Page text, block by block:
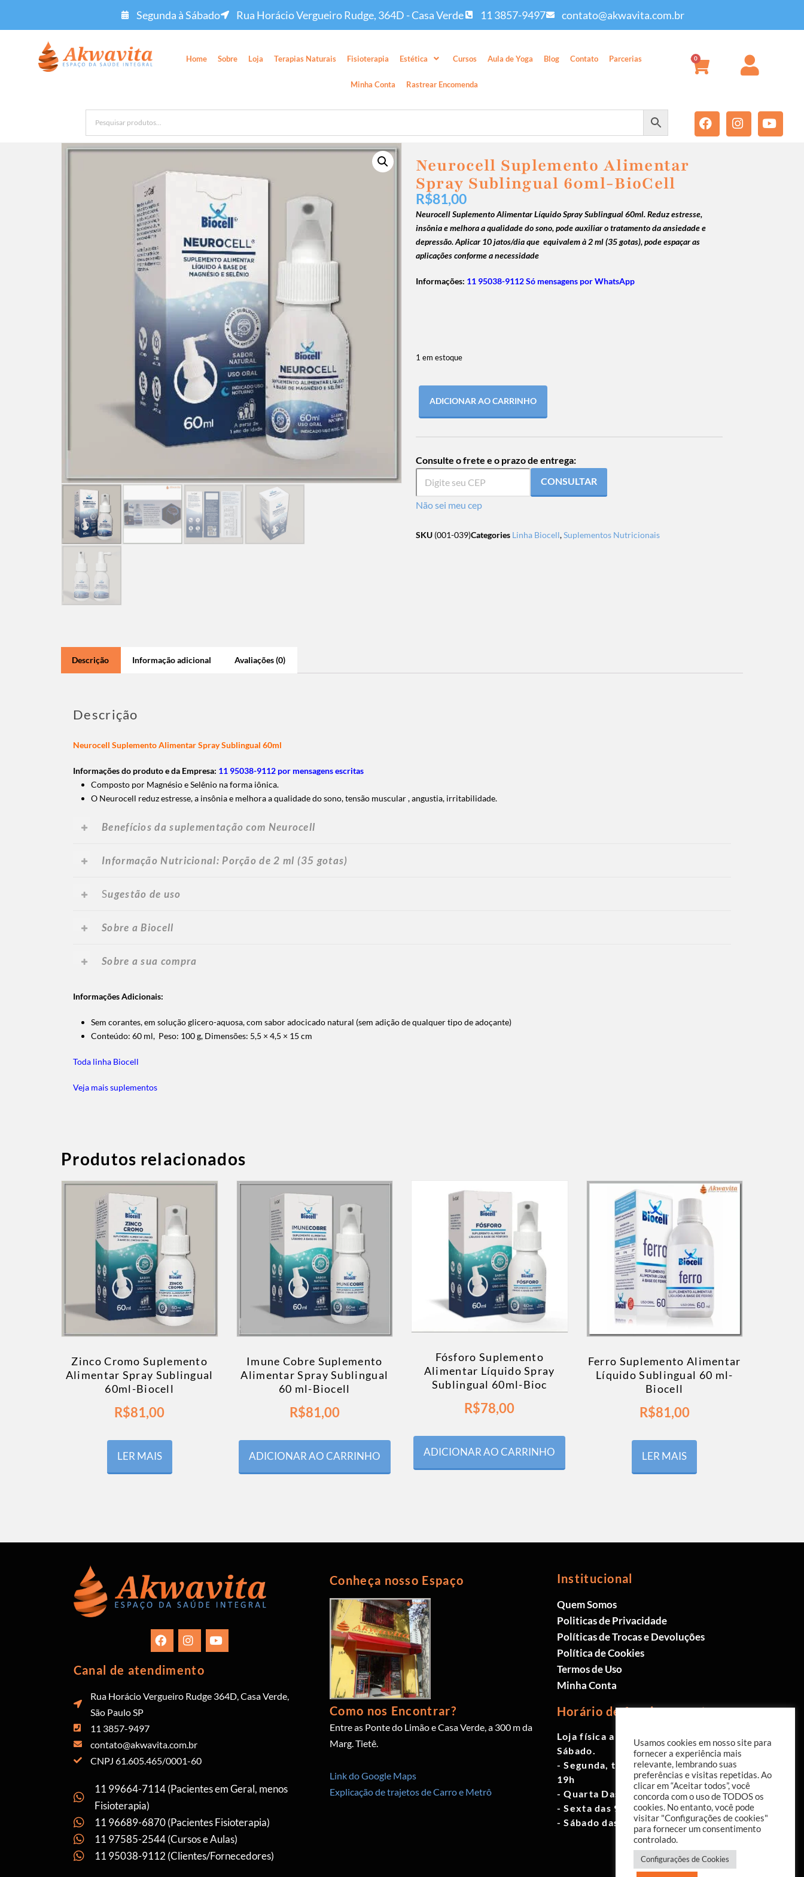
Segunda à Sábado Rua Horácio Vergueiro Rudge, 364D - Casa Verde 11 3857-9497 contato@akwavita.com.br
Home Sobre Loja Terapias Naturais Fisioterapia Estética Cursos Aula de Yoga Blog Contato Parcerias
Minha Conta Rastrear Encomenda
0
Neurocell Suplemento Alimentar
Spray Sublingual 60ml-BioCell
R$81,00
Neurocell Suplemento Alimentar Líquido Spray Sublingual 60ml. Reduz estresse,
insônia e melhora a qualidade do sono,pode auxiliar o tratamento da ansiedade e
depressão. Aplicar 10 jatos/dia que equivalem à 2 ml (35 gotas), pode espaçar as
aplicações conforme a necessidade
Informações: 11 95038-9112 Só mensagens por WhatsApp
1 em estoque
ADICIONAR AO CARRINHO
Consulte o frete e o prazo de entrega:
CONSULTAR
Não sei meu cep
SKU (001-039)Categories Linha Biocell,Suplementos Nutricionais
Descrição Informação adicional Avaliações (0)
Descrição
Neurocell Suplemento Alimentar Spray Sublingual 60ml
Informações do produto e da Empresa: 11 95038-9112 por mensagens escritas
Composto por Magnésio e Selênio na forma iônica.
O Neurocell reduz estresse, a insônia e melhora a qualidade do sono, tensão muscular , angustia, irritabilidade.
Benefícios da suplementação com Neurocell
Informação Nutricional: Porção de 2 ml (35 gotas)
Sugestão de uso
Sobre a Biocell
Sobre a sua compra
Informações Adicionais:
Sem corantes, em solução glicero-aquosa, com sabor adocicado natural (sem adição de qualquer tipo de adoçante)
Conteúdo: 60 ml, Peso: 100 g, Dimensões: 5,5 × 4,5 × 15 cm
Toda linha Biocell
Veja mais suplementos
Produtos relacionados
Zinco Cromo Suplemento
Alimentar Spray Sublingual
60ml-Biocell
R$81,00
LER MAIS
Imune Cobre Suplemento
Alimentar Spray Sublingual
60 ml-Biocell
R$81,00
ADICIONAR AO CARRINHO
Fósforo Suplemento
Alimentar Líquido Spray
Sublingual 60ml-Bioc
R$78,00
ADICIONAR AO CARRINHO
Ferro Suplemento Alimentar
Líquido Sublingual 60 ml-
Biocell
R$81,00
LER MAIS
Canal de atendimento
Rua Horácio Vergueiro Rudge 364D, Casa Verde,
São Paulo SP
11 3857-9497
contato@akwavita.com.br
CNPJ 61.605.465/0001-60
11 99664-7114 (Pacientes em Geral, menos
Fisioterapia)
11 96689-6870 (Pacientes Fisioterapia)
11 97585-2544 (Cursos e Aulas)
11 95038-9112 (Clientes/Fornecedores)
Conheça nosso Espaço
Como nos Encontrar?
Entre as Ponte do Limão e Casa Verde, a 300 m da
Marg. Tietê.
Link do Google Maps
Explicação de trajetos de Carro e Metrô
Institucional
Quem Somos
Politicas de Privacidade
Políticas de Trocas e Devoluções
Política de Cookies
Termos de Uso
Minha Conta
Horário de funcionamento
Loja física aberta de Segunda à
Sábado.
- Segunda, terça e quinta das 9h às
19h
- Quarta Das 10h às 18h
- Sexta das 9h às 18h
- Sábado das 10h às 17h
Usamos cookies em nosso site para
fornecer a experiência mais
relevante, lembrando suas
preferências e visitas repetidas. Ao
clicar em “Aceitar todos”, você
concorda com o uso de TODOS os
cookies. No entanto, você pode
visitar "Configurações de cookies"
para fornecer um consentimento
controlado.
Configurações de Cookies